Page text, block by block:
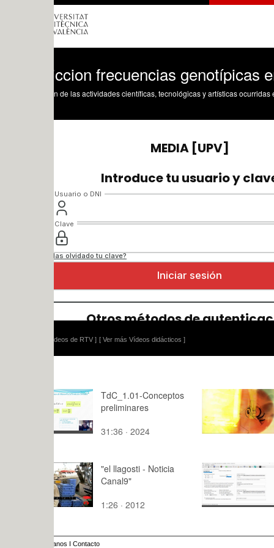
frecuencias genotípicas en
de las actividades científicas, tecnológicas y artísticas ocurridas en los tres
[ Ver más Vídeos didácticos ]
TdC_1.01-Conceptos
preliminares
31:36 · 2024
The Bee
0:13 · 2015
"el llagosti - Noticia
Canal9"
1:26 · 2012
Exam
Opciones
8:18 · 2024